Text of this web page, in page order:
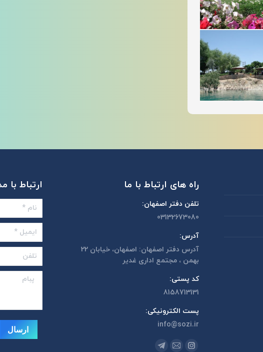
راه های ارتباط با ما
تلفن دفتر اصفهان:
03132673080
آدرس:
آدرس دفتر اصفهان: اصفهان، خیابان 22
بهمن ، مجتمع اداری غدیر
کد پستی:
8158713131
پست الکترونیکی:
info@sozi.ir
مارا در اینجا پیدا کنید:
ارتباط با
نام *
ایمیل *
تلفن
ارسال